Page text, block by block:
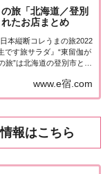
旅「北海道／登別
たお店まとめ
本縦断コレうまの旅2022
です旅サラダ』“東留伽が
”は北海道の登別市と白
留伽が行く！日本縦断コ
ンサーが美味...
www.e宿.com
報はこちら